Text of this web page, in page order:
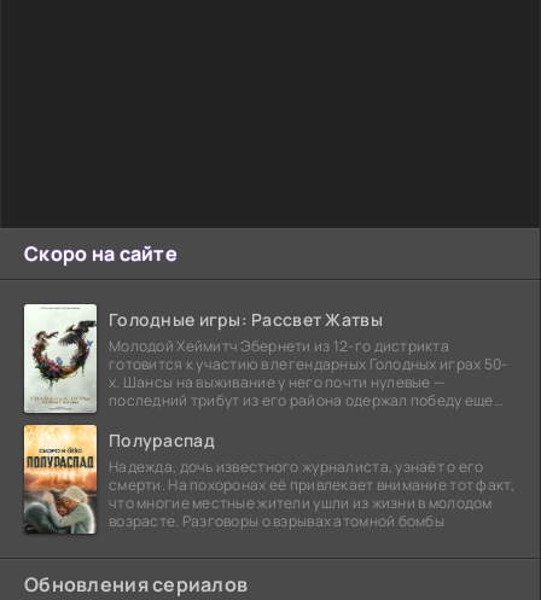
Скоро на сайте
Голодные игры: Рассвет Жатвы
Молодой Хеймитч Эбернети из 12-го дистрикта
готовится к участию в легендарных Голодных играх 50-
х. Шансы на выживание у него почти нулевые —
последний трибут из его района одержал победу еще
Полураспад
Надежда, дочь известного журналиста, узнаёт о его
смерти. На похоронах её привлекает внимание тот факт,
что многие местные жители ушли из жизни в молодом
возрасте. Разговоры о взрывах атомной бомбы
Обновления сериалов